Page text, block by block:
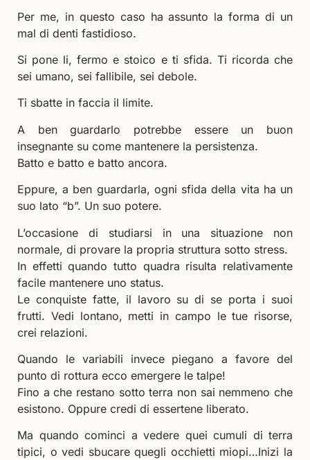
Per me, in questo caso ha assunto la forma di un
mal di denti fastidioso.
Si pone li, fermo e stoico e ti sfida. Ti ricorda che
sei umano, sei fallibile, sei debole.
Ti sbatte in faccia il limite.
A ben guardarlo potrebbe essere un buon
insegnante su come mantenere la persistenza.
Batto e batto e batto ancora.
Eppure, a ben guardarla, ogni sfida della vita ha un
suo lato “b”. Un suo potere.
L’occasione di studiarsi in una situazione non
normale, di provare la propria struttura sotto stress.
In effetti quando tutto quadra risulta relativamente
facile mantenere uno status.
Le conquiste fatte, il lavoro su di se porta i suoi
frutti. Vedi lontano, metti in campo le tue risorse,
crei relazioni.
Quando le variabili invece piegano a favore del
punto di rottura ecco emergere le talpe!
Fino a che restano sotto terra non sai nemmeno che
esistono. Oppure credi di essertene liberato.
Ma quando cominci a vedere quei cumuli di terra
tipici, o vedi sbucare quegli occhietti miopi…Inizi la